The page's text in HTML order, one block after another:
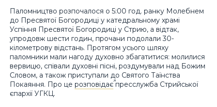
Паломництво розпочалося о 5:00 год. ранку Молебнем
до Пресвятої Богородиці у катедральному храмі
Успіння Пресвятої Богородиці у Стрию, а відтак,
упродовж шести годин, прочани подолали 30-
кілометрову відстань. Протягом усього шляху
паломники мали нагоду духовно збагатитися: молилися
вервицю, співали духовні пісні, роздумували над Божим
Словом, а також приступали до Святого Таїнства
Покаяння. Про це розповідаєпресслужба Стрийської
єпархії УГКЦ.